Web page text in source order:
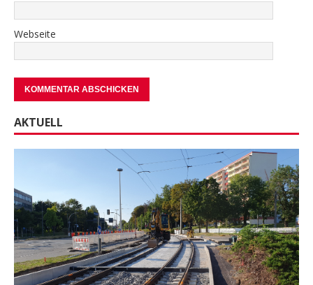
Webseite
AKTUELL